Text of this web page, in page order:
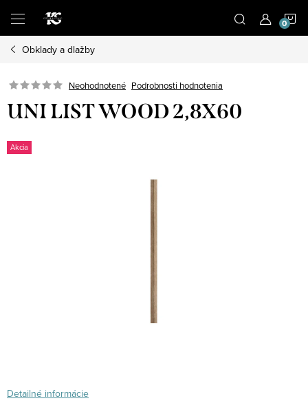
obsah
Obklady a dlažby
Neohodnotené Podrobnosti hodnotenia
UNI LIST WOOD 2,8X60
Akcia
Detailné informácie